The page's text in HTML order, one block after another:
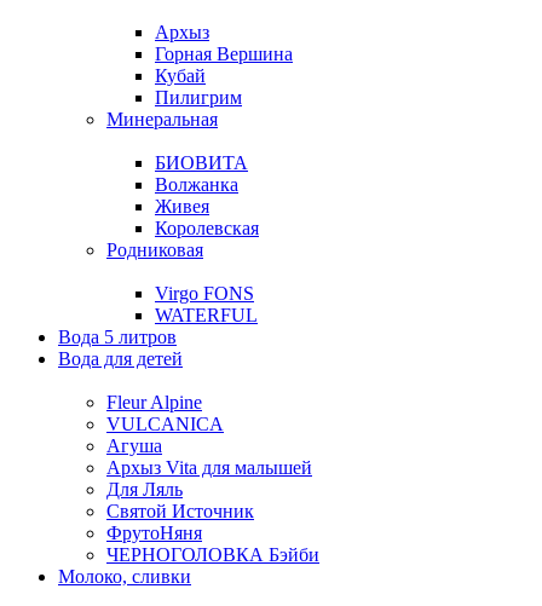
Архыз
Горная Вершина
Кубай
Пилигрим
Минеральная
БИОВИТА
Волжанка
Живея
Королевская
Родниковая
Virgo FONS
WATERFUL
Вода 5 литров
Вода для детей
Fleur Alpine
VULCANICA
Агуша
Архыз Vita для малышей
Для Ляль
Святой Источник
ФрутоНяня
ЧЕРНОГОЛОВКА Бэйби
Молоко, сливки